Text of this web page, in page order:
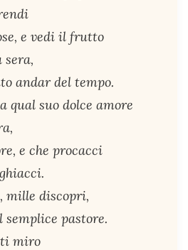
e vedi il frutto
andar del tempo.
qual suo dolce amore
e che procacci
mille discopri,
semplice pastore.
ti miro